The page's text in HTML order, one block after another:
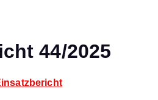
44/2025